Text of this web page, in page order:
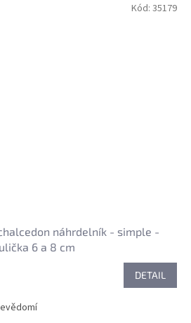
náhrdelník - simple -
6 a 8 cm
DETAIL
Kód: 35179